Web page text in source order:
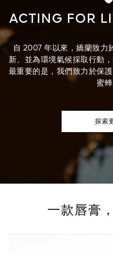
ACTING FOR
自 2007 年以來，嬌蘭致力
新、並為環境氣候採取行動
最重要的是，我們致力於保
蜜蜂
探索
一款唇膏